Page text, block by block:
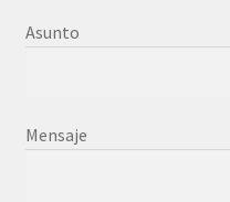
Asunto
Mensaje